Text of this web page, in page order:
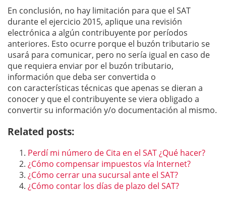
En conclusión, no hay limitación para que el SAT
durante el ejercicio 2015, aplique una revisión
electrónica a algún contribuyente por períodos
anteriores. Esto ocurre porque el buzón tributario se
usará para comunicar, pero no sería igual en caso de
que requiera enviar por el buzón tributario,
información que deba ser convertida o
con características técnicas que apenas se dieran a
conocer y que el contribuyente se viera obligado a
convertir su información y/o documentación al mismo.
Related posts:
Perdí mi número de Cita en el SAT ¿Qué hacer?
¿Cómo compensar impuestos vía Internet?
¿Cómo cerrar una sucursal ante el SAT?
¿Cómo contar los días de plazo del SAT?